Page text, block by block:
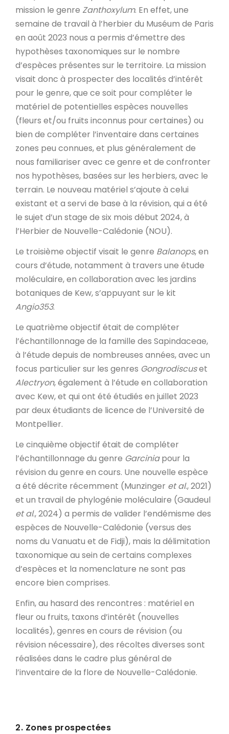
mission le genre Zanthoxylum. En effet, une
semaine de travail à l’herbier du Muséum de Paris
en août 2023 nous a permis d’émettre des
hypothèses taxonomiques sur le nombre
d’espèces présentes sur le territoire. La mission
visait donc à prospecter des localités d’intérêt
pour le genre, que ce soit pour compléter le
matériel de potentielles espèces nouvelles
(fleurs et/ou fruits inconnus pour certaines) ou
bien de compléter l’inventaire dans certaines
zones peu connues, et plus généralement de
nous familiariser avec ce genre et de confronter
nos hypothèses, basées sur les herbiers, avec le
terrain. Le nouveau matériel s’ajoute à celui
existant et a servi de base à la révision, qui a été
le sujet d’un stage de six mois début 2024, à
l’Herbier de Nouvelle-Calédonie (NOU).
Le troisième objectif visait le genre Balanops, en
cours d’étude, notamment à travers une étude
moléculaire, en collaboration avec les jardins
botaniques de Kew, s’appuyant sur le kit
Angio353.
Le quatrième objectif était de compléter
l’échantillonnage de la famille des Sapindaceae,
à l’étude depuis de nombreuses années, avec un
focus particulier sur les genres Gongrodiscuset
Alectryon, également à l’étude en collaboration
avec Kew, et qui ont été étudiés en juillet 2023
par deux étudiants de licence de l’Université de
Montpellier.
Le cinquième objectif était de compléter
l’échantillonnage du genre Garciniapour la
révision du genre en cours. Une nouvelle espèce
a été décrite récemment (Munzinger et al., 2021)
et un travail de phylogénie moléculaire (Gaudeul
et al., 2024) a permis de valider l’endémisme des
espèces de Nouvelle-Calédonie (versus des
noms du Vanuatu et de Fidji), mais la délimitation
taxonomique au sein de certains complexes
d’espèces et la nomenclature ne sont pas
encore bien comprises.
Enfin, au hasard des rencontres : matériel en
fleur ou fruits, taxons d’intérêt (nouvelles
localités), genres en cours de révision (ou
révision nécessaire), des récoltes diverses sont
réalisées dans le cadre plus général de
l’inventaire de la flore de Nouvelle-Calédonie.
2. Zones prospectées